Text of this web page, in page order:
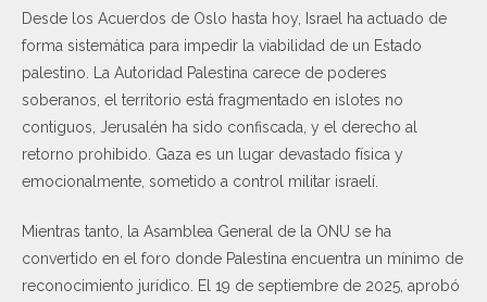
Desde los Acuerdos de Oslo hasta hoy, Israel ha actuado de
forma sistemática para impedir la viabilidad de un Estado
palestino. La Autoridad Palestina carece de poderes
soberanos, el territorio está fragmentado en islotes no
contiguos, Jerusalén ha sido confiscada, y el derecho al
retorno prohibido. Gaza es un lugar devastado física y
emocionalmente, sometido a control militar israelí.
Mientras tanto, la Asamblea General de la ONU se ha
convertido en el foro donde Palestina encuentra un mínimo de
reconocimiento jurídico. El 19 de septiembre de 2025, aprobó